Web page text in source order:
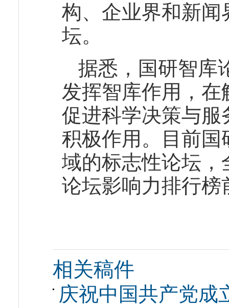
构、企业界和新
坛。
据悉，国研智库
发挥智库作用，
促进科学决策与
积极作用。目前
域的标志性论坛
论坛影响力排行榜
相关稿件
庆祝中国共产党成